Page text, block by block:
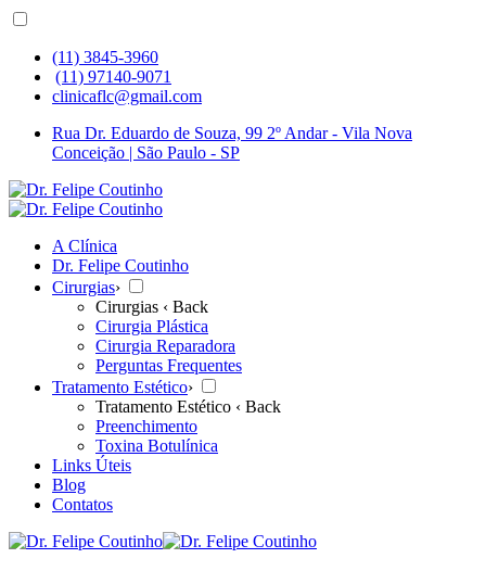
(11) 3845-3960
(11) 97140-9071
clinicaflc@gmail.com
Rua Dr. Eduardo de Souza, 99 2º Andar - Vila Nova
Conceição | São Paulo - SP
A Clínica
Dr. Felipe Coutinho
Cirurgias›
Cirurgias ‹ Back
Cirurgia Plástica
Cirurgia Reparadora
Perguntas Frequentes
Tratamento Estético›
Tratamento Estético ‹ Back
Preenchimento
Toxina Botulínica
Links Úteis
Blog
Contatos